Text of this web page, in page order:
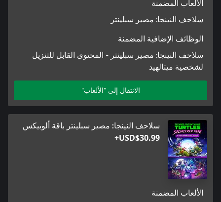
الألعاب المضمنة
سلاحف النينجا: مصير سبلينتر
الوظائف الإضافية المضمنة
سلاحف النينجا: مصير سبلينتر - المحتوى القابل للتنزيل
لشخصية ميتالهيد
الانتقال إلى "الألعاب"
سلاحف النينجا: مصير سبلينتر باقة ألوبيكس
USD$30.99+
الألعاب المضمنة